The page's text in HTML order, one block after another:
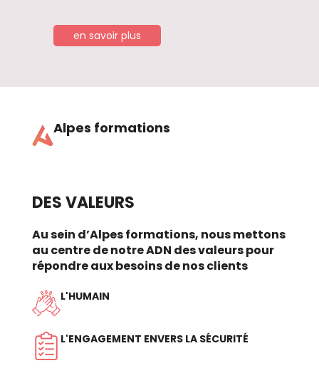
en savoir plus
Alpes formations
DES VALEURS
Au sein d’Alpes formations, nous mettons
au centre de notre ADN des valeurs pour
répondre aux besoins de nos clients
L'HUMAIN
L'ENGAGEMENT ENVERS LA SÉCURITÉ